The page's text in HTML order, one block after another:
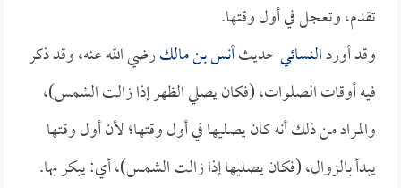
تقدم، وتعجل في أول وقتها.
وقد أوردالنسائيحديثأنس بن مالكرضي الله عنه، وقد ذكر
فيه أوقات الصلوات، (فكان يصلي الظهر إذا زالت الشمس)،
والمراد من ذلك أنه كان يصليها في أول وقتها؛ لأن أول وقتها
يبدأ بالزوال، (فكان يصليها إذا زالت الشمس)، أي: يبكر بها.